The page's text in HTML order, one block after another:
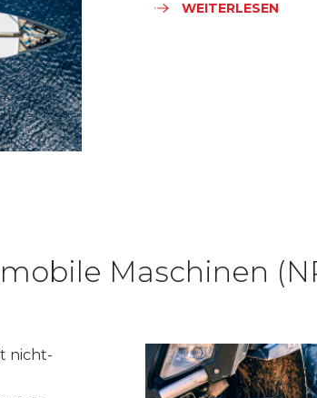
WEITERLESEN
Maschinen
nicht-